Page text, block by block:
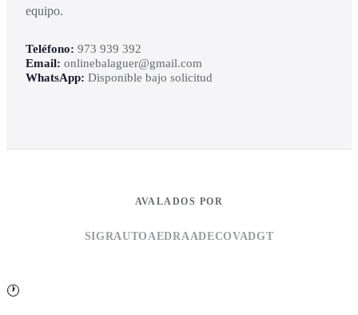
equipo.
Teléfono: 973 939 392
Email: onlinebalaguer@gmail.com
WhatsApp: Disponible bajo solicitud
AVALADOS POR
SIGRAUTOAEDRAADECOVADGT
🕐